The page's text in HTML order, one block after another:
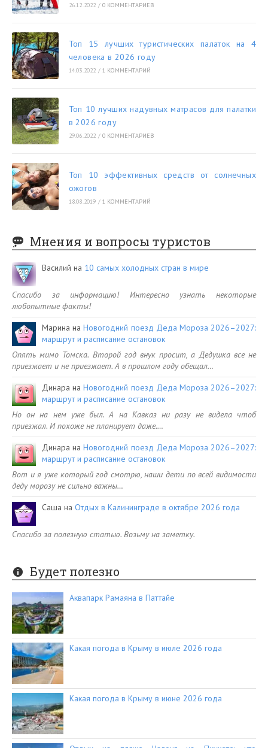
26.12.2022 / 0 КОММЕНТАРИЕВ
Топ 15 лучших туристических палаток на 4
человека в 2026 году
14.03.2022 / 1 КОММЕНТАРИЙ
Топ 10 лучших надувных матрасов для палатки
в 2026 году
29.06.2022 / 0 КОММЕНТАРИЕВ
Топ 10 эффективных средств от солнечных
ожогов
18.08.2019 / 1 КОММЕНТАРИЙ
Мнения и вопросы туристов
Василий на 10 самых холодных стран в мире
Спасибо за информацию! Интересно узнать некоторые
любопытные факты!
Марина наНовогодний поезд Деда Мороза 2026–2027:
маршрут и расписание остановок
Опять мимо Томска. Второй год внук просит, а Дедушка все не
приезжает и не приезжает. А в прошлом году обещал…
Динара наНовогодний поезд Деда Мороза 2026–2027:
маршрут и расписание остановок
Но он на нем уже был. А на Кавказ ни разу не видела чтоб
приезжал. И похоже не планирует даже.…
Динара наНовогодний поезд Деда Мороза 2026–2027:
маршрут и расписание остановок
Вот и я уже который год смотрю, наши дети по всей видимости
деду морозу не сильно важны…
Саша на Отдых в Калининграде в октябре 2026 года
Спасибо за полезную статью. Возьму на заметку.
Будет полезно
Аквапарк Рамаяна в Паттайе
Какая погода в Крыму в июле 2026 года
Какая погода в Крыму в июне 2026 года